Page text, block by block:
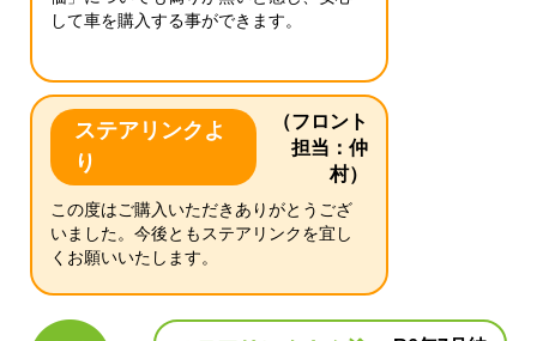
して車を購入する事ができます。
ステアリンクよ
り
（フロント
担当：仲
村）
この度はご購入いただきありがとうござ
いました。今後ともステアリンクを宜し
くお願いいたします。